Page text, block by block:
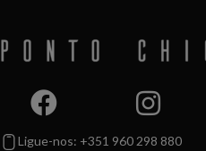
Ligue-nos: +351 960 298 880